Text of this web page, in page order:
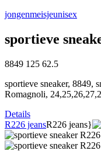
jongenmeisjeunisex
sportieve
8849 125 62.5
sportieve sneaker, 8849,
Romagnoli,
Details
R226 jeansR226 jeans}